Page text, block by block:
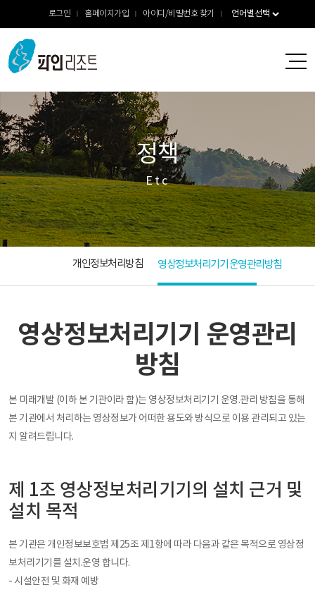
로그인 홈페이지가입 아이디/비밀번호 찾기
정책
Etc
개인정보처리방침 영상정보처리기기 운영관리방침
영상정보처리기기 운영관리
방침
본 미래개발 (이하 본 기관이라 함)는 영상정보처리기기 운영.관리 방침을 통해
본 기관에서 처리하는 영상정보가 어떠한 용도와 방식으로 이용 관리되고 있는
지 알려드립니다.
제 1조 영상정보처리기기의 설치 근거 및
설치 목적
본 기관은 개인정보보호법 제25조 제1항에 따라 다음과 같은 목적으로 영상정
보처리기기를 설치.운영 합니다.
- 시설안전 및 화재 예방